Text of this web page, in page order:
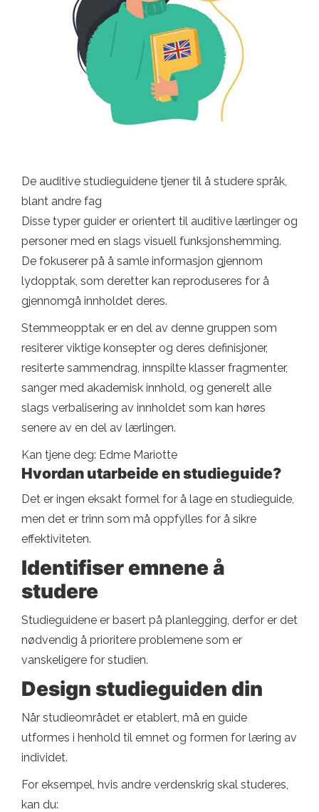
De auditive studieguidene tjener til å studere språk,
blant andre fag
Disse typer guider er orientert til auditive lærlinger og
personer med en slags visuell funksjonshemming.
De fokuserer på å samle informasjon gjennom
lydopptak, som deretter kan reproduseres for å
gjennomgå innholdet deres.
Stemmeopptak er en del av denne gruppen som
resiterer viktige konsepter og deres definisjoner,
resiterte sammendrag, innspilte klasser fragmenter,
sanger med akademisk innhold, og generelt alle
slags verbalisering av innholdet som kan høres
senere av en del av lærlingen.
Kan tjene deg: Edme Mariotte
Hvordan utarbeide en studieguide?
Det er ingen eksakt formel for å lage en studieguide,
men det er trinn som må oppfylles for å sikre
effektiviteten.
Identifiser emnene å
studere
Studieguidene er basert på planlegging, derfor er det
nødvendig å prioritere problemene som er
vanskeligere for studien.
Design studieguiden din
Når studieområdet er etablert, må en guide
utformes i henhold til emnet og formen for læring av
individet.
For eksempel, hvis andre verdenskrig skal studeres,
kan du: